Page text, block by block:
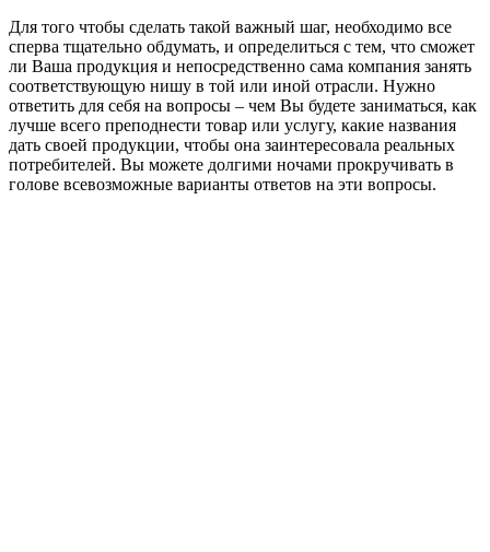
Для того чтобы сделать такой важный шаг, необходимо все
сперва тщательно обдумать, и определиться с тем, что сможет
ли Ваша продукция и непосредственно сама компания занять
соответствующую нишу в той или иной отрасли. Нужно
ответить для себя на вопросы – чем Вы будете заниматься, как
лучше всего преподнести товар или услугу, какие названия
дать своей продукции, чтобы она заинтересовала реальных
потребителей. Вы можете долгими ночами прокручивать в
голове всевозможные варианты ответов на эти вопросы.